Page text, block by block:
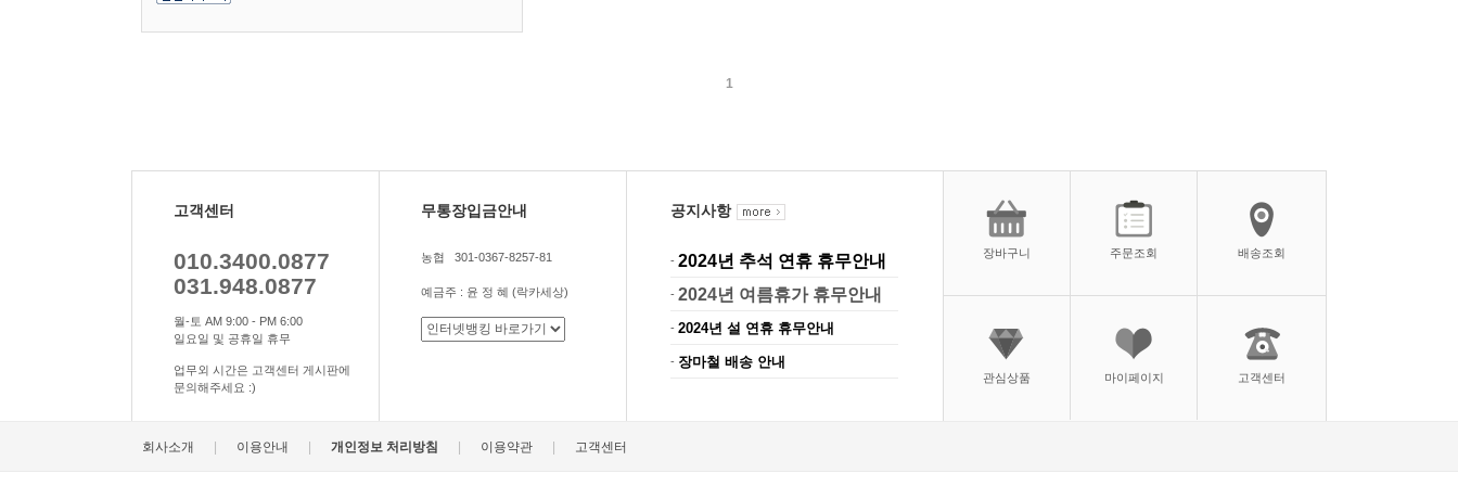
1
고객센터
010.3400.0877
031.948.0877
월-토 AM 9:00 - PM 6:00
일요일 및 공휴일 휴무
업무외 시간은 고객센터 게시판에
문의해주세요 :)
무통장입금안내
농협 301-0367-8257-81
예금주 : 윤 정 혜 (락카세상)
공지사항
- 2024년 추석 연휴 휴무안내
- 2024년 여름휴가 휴무안내
- 2024년 설 연휴 휴무안내
- 장마철 배송 안내
장바구니 주문조회 배송조회
관심상품 마이페이지 고객센터
회사소개 이용안내 개인정보 처리방침 이용약관 고객센터